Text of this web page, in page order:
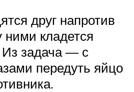
друг напротив
ними кладется
Из задача — с
передуть яйцо